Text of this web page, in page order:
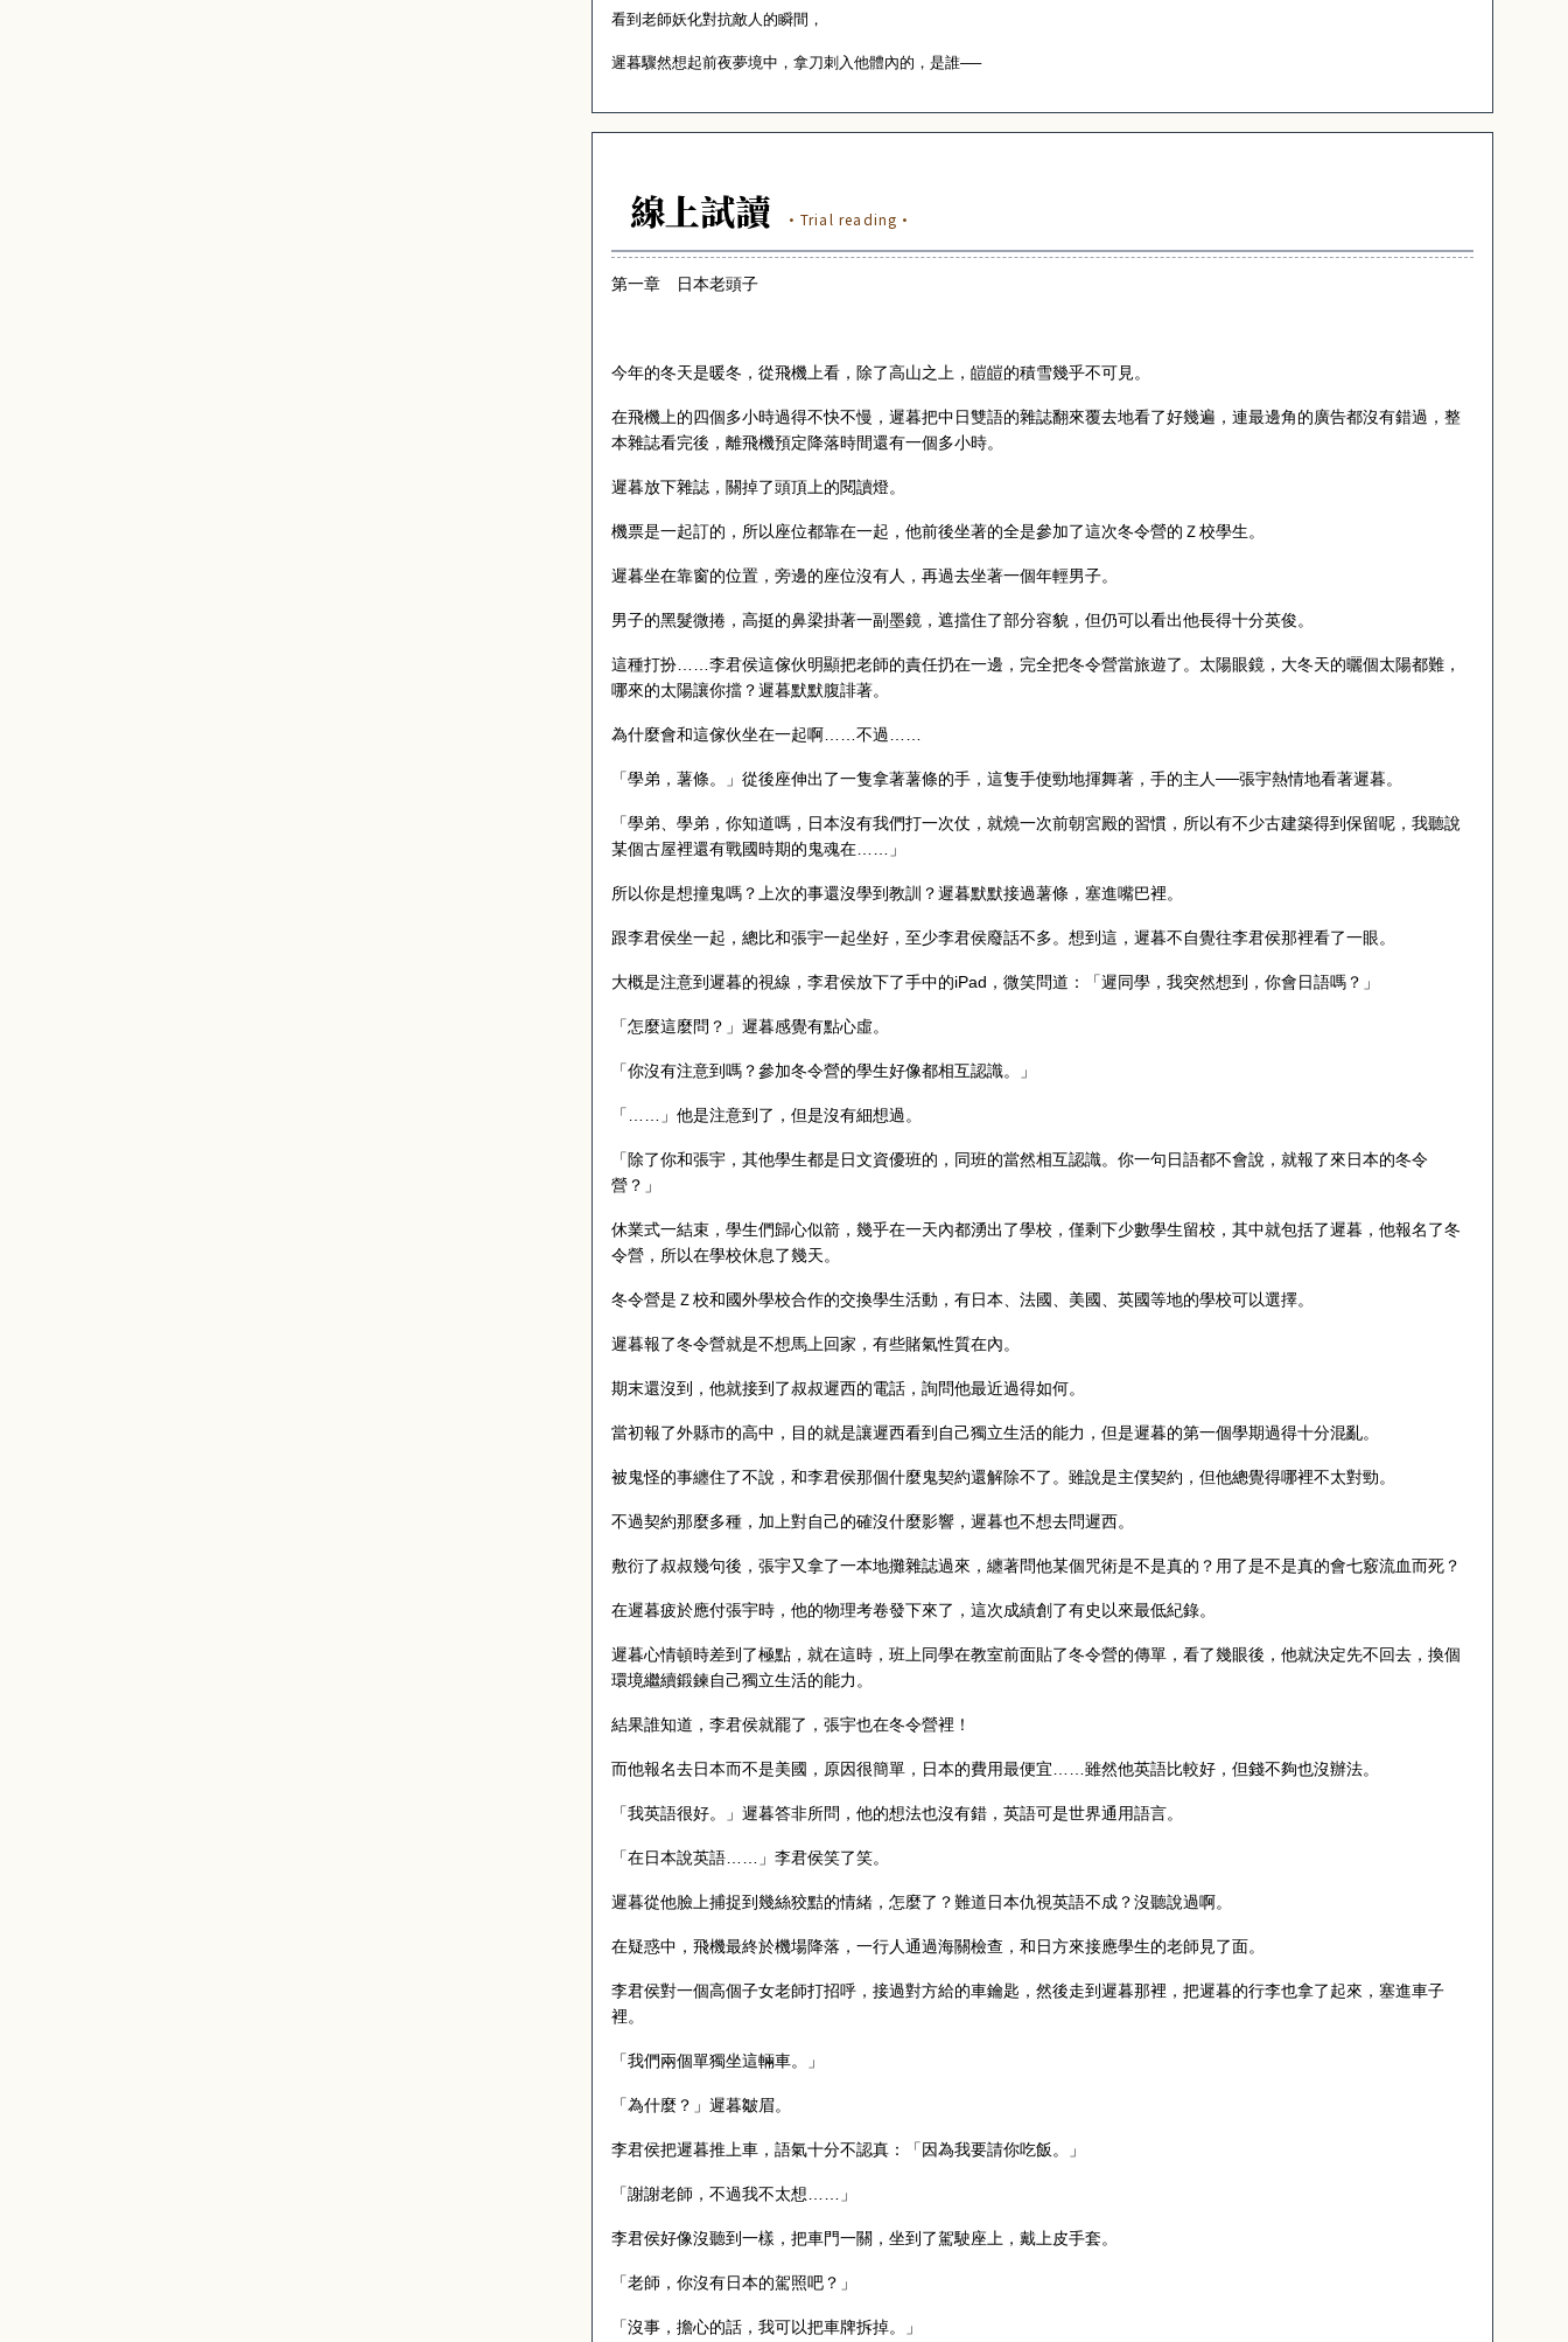
看到老師妖化對抗敵人的瞬間，
遲暮驟然想起前夜夢境中，拿刀刺入他體內的，是誰──
線上試讀 ·Trial reading·
第一章 日本老頭子
今年的冬天是暖冬，從飛機上看，除了高山之上，皚皚的積雪幾乎不可見。
在飛機上的四個多小時過得不快不慢，遲暮把中日雙語的雜誌翻來覆去地看了好幾遍，連最邊角的廣告都沒有錯過，整
本雜誌看完後，離飛機預定降落時間還有一個多小時。
遲暮放下雜誌，關掉了頭頂上的閱讀燈。
機票是一起訂的，所以座位都靠在一起，他前後坐著的全是參加了這次冬令營的Ｚ校學生。
遲暮坐在靠窗的位置，旁邊的座位沒有人，再過去坐著一個年輕男子。
男子的黑髮微捲，高挺的鼻梁掛著一副墨鏡，遮擋住了部分容貌，但仍可以看出他長得十分英俊。
這種打扮……李君侯這傢伙明顯把老師的責任扔在一邊，完全把冬令營當旅遊了。太陽眼鏡，大冬天的曬個太陽都難，
哪來的太陽讓你擋？遲暮默默腹誹著。
為什麼會和這傢伙坐在一起啊……不過……
「學弟，薯條。」從後座伸出了一隻拿著薯條的手，這隻手使勁地揮舞著，手的主人──張宇熱情地看著遲暮。
「學弟、學弟，你知道嗎，日本沒有我們打一次仗，就燒一次前朝宮殿的習慣，所以有不少古建築得到保留呢，我聽說
某個古屋裡還有戰國時期的鬼魂在……」
所以你是想撞鬼嗎？上次的事還沒學到教訓？遲暮默默接過薯條，塞進嘴巴裡。
跟李君侯坐一起，總比和張宇一起坐好，至少李君侯廢話不多。想到這，遲暮不自覺往李君侯那裡看了一眼。
大概是注意到遲暮的視線，李君侯放下了手中的iPad ，微笑問道：「遲同學，我突然想到，你會日語嗎？」
「怎麼這麼問？」遲暮感覺有點心虛。
「你沒有注意到嗎？參加冬令營的學生好像都相互認識。」
「……」他是注意到了，但是沒有細想過。
「除了你和張宇，其他學生都是日文資優班的，同班的當然相互認識。你一句日語都不會說，就報了來日本的冬令
營？」
休業式一結束，學生們歸心似箭，幾乎在一天內都湧出了學校，僅剩下少數學生留校，其中就包括了遲暮，他報名了冬
令營，所以在學校休息了幾天。
冬令營是Ｚ校和國外學校合作的交換學生活動，有日本、法國、美國、英國等地的學校可以選擇。
遲暮報了冬令營就是不想馬上回家，有些賭氣性質在內。
期末還沒到，他就接到了叔叔遲西的電話，詢問他最近過得如何。
當初報了外縣市的高中，目的就是讓遲西看到自己獨立生活的能力，但是遲暮的第一個學期過得十分混亂。
被鬼怪的事纏住了不說，和李君侯那個什麼鬼契約還解除不了。雖說是主僕契約，但他總覺得哪裡不太對勁。
不過契約那麼多種，加上對自己的確沒什麼影響，遲暮也不想去問遲西。
敷衍了叔叔幾句後，張宇又拿了一本地攤雜誌過來，纏著問他某個咒術是不是真的？用了是不是真的會七竅流血而死？
在遲暮疲於應付張宇時，他的物理考卷發下來了，這次成績創了有史以來最低紀錄。
遲暮心情頓時差到了極點，就在這時，班上同學在教室前面貼了冬令營的傳單，看了幾眼後，他就決定先不回去，換個
環境繼續鍛鍊自己獨立生活的能力。
結果誰知道，李君侯就罷了，張宇也在冬令營裡！
而他報名去日本而不是美國，原因很簡單，日本的費用最便宜……雖然他英語比較好，但錢不夠也沒辦法。
「我英語很好。」遲暮答非所問，他的想法也沒有錯，英語可是世界通用語言。
「在日本說英語……」李君侯笑了笑。
遲暮從他臉上捕捉到幾絲狡黠的情緒，怎麼了？難道日本仇視英語不成？沒聽說過啊。
在疑惑中，飛機最終於機場降落，一行人通過海關檢查，和日方來接應學生的老師見了面。
李君侯對一個高個子女老師打招呼，接過對方給的車鑰匙，然後走到遲暮那裡，把遲暮的行李也拿了起來，塞進車子
裡。
「我們兩個單獨坐這輛車。」
「為什麼？」遲暮皺眉。
李君侯把遲暮推上車，語氣十分不認真：「因為我要請你吃飯。」
「謝謝老師，不過我不太想……」
李君侯好像沒聽到一樣，把車門一關，坐到了駕駛座上，戴上皮手套。
「老師，你沒有日本的駕照吧？」
「沒事，擔心的話，我可以把車牌拆掉。」